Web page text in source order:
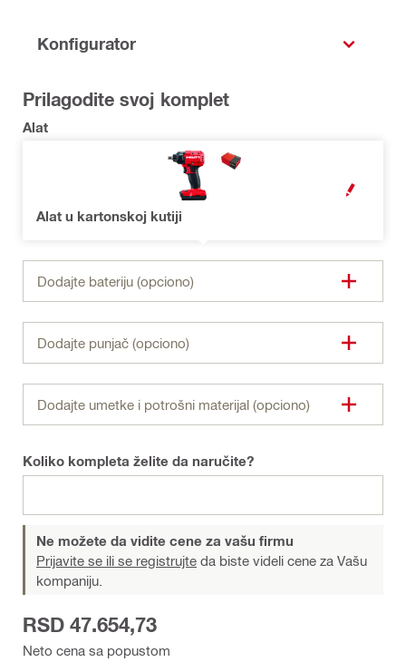
Konfigurator
Prilagodite svoj komplet
Alat
Alat u kartonskoj kutiji
OTVOREN
Dodajte bateriju (opciono)
Dodajte punjač (opciono)
Dodajte umetke i potrošni materijal (opciono)
Koliko kompleta želite da naručite?
Ne možete da vidite cene za vašu firmu
Prijavite se ili se registrujte da biste videli cene za Vašu
kompaniju.
Neto cena sa popustom
RSD 47.654,73